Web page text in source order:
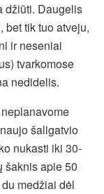
džiūti. Daugelis
bet tik tuo atveju,
ir neseniai
tvarkomose
nedidelis.
šaligatvio
nukasti iki 30-
šaknis apie 50
medžiai dėl